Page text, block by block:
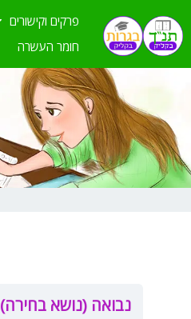
לתוכן
פרקים וקישורים
חומר העשרה
נבואה (נושא בחירה)